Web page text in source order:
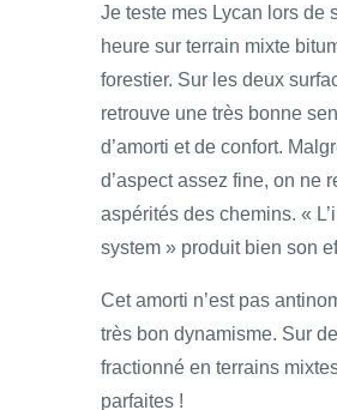
Je teste mes Lycan lors de
heure sur terrain mixte
forestier. Sur les deux
retrouve une très bonne
d’amorti et de confort.
d’aspect assez fine, on ne
aspérités des chemins. «
system » produit bien son
Cet amorti n’est pas
très bon dynamisme. Sur
fractionné en terrains
parfaites !